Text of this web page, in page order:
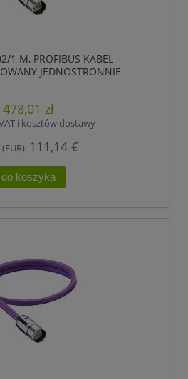
1 M, PROFIBUS KABEL
JEDNOSTRONNIE
ZŁĄCZE M23, 12 POLOWY.,
478,01 zł
i kosztów dostawy
111,14 €
do koszyka